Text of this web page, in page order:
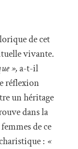
de cet
vivante.
»,a-t-il
réflexion
un héritage
dans la
de ce
: «